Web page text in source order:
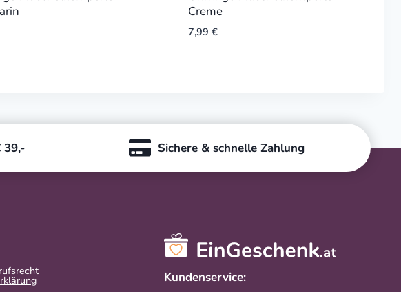
Creme
7,99 €
39,- Sichere & schnelle Zahlung
Kundenservice: